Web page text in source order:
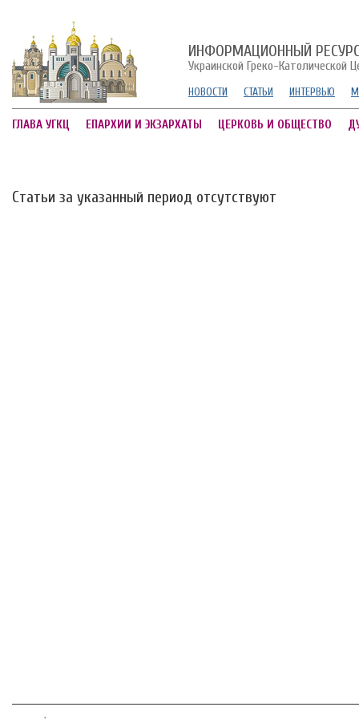
ИНФОРМАЦИОННЫЙ
Украинской Греко-Католической
НОВОСТИ СТАТЬИ ИНТЕРВЬЮ
ГЛАВА УГКЦ ЕПАРХИИ И ЭКЗАРХАТЫ ЦЕРКОВЬ И ОБЩЕСТВО
Статьи за указанный период отсутствуют